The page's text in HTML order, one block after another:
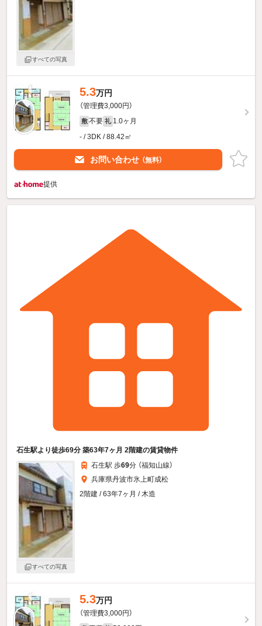
すべての写真
5.3万円
（管理費3,000円）
敷 不要 礼 1.0ヶ月
- / 3DK / 88.42㎡
お問い合わせ （無料）
提供
石生駅より徒歩69分 築63年7ヶ月 2階建の賃貸物件
すべての写真
石生駅 歩69分 （福知山線）
兵庫県丹波市氷上町成松
2階建 / 63年7ヶ月 / 木造
5.3万円
（管理費3,000円）